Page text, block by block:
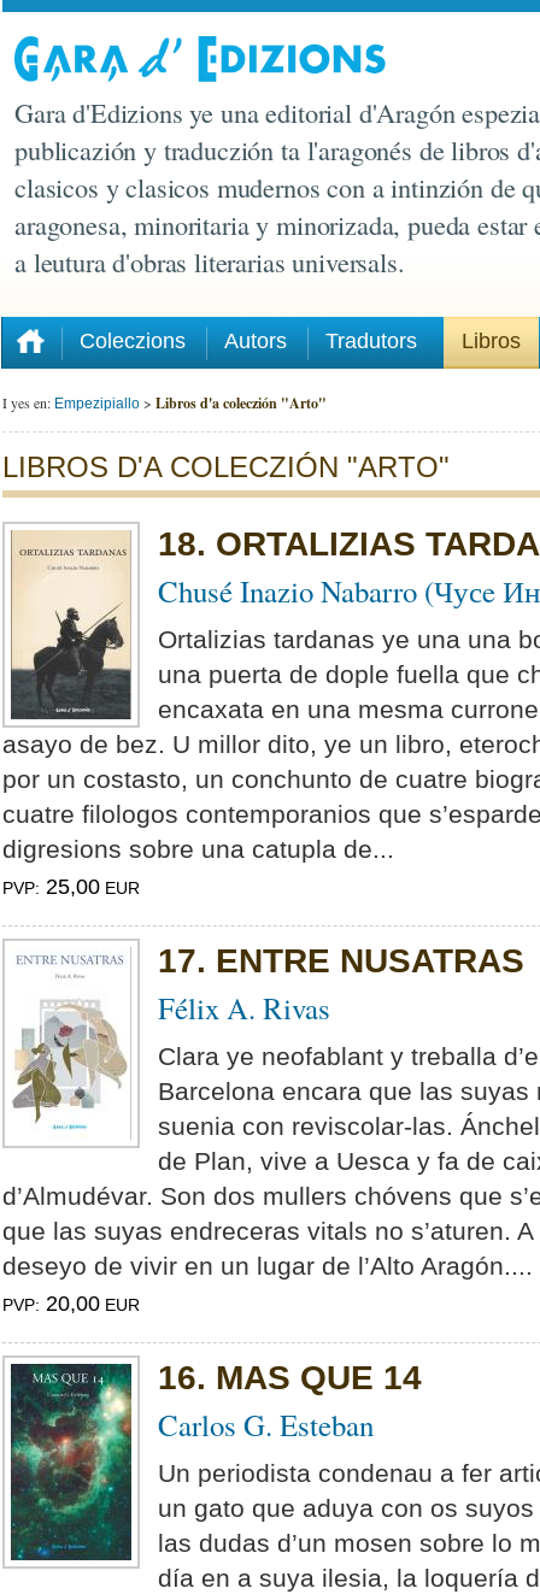
Gara d'Edizions ye una editorial d'Aragón
publicazión y traduczión ta l'aragonés de libros
clasicos y clasicos mudernos con a intinzión de
aragonesa, minoritaria y minorizada, pueda estar
a leutura d'obras literarias universals.
Coleczions Autors Tradutors Libros
I yes en: Empezipiallo > Libros d'a coleczión "Arto"
LIBROS D'A COLECZIÓN "ARTO"
18. ORTALIZIAS
Chusé Inazio Nabarro (Чусe
Ortalizias tardanas ye una una
una puerta de dople fuella que
encaxata en una mesma
asayo de bez. U millor dito, ye un libro,
por un costasto, un conchunto de cuatre
cuatre filologos contemporanios que
digresions sobre una catupla de...
PVP: 25,00 EUR
17. ENTRE NUSATRAS
Félix A. Rivas
Clara ye neofablant y treballa
Barcelona encara que las
suenia con reviscolar-las.
de Plan, vive a Uesca y fa de
d’Almudévar. Son dos mullers chóvens que
que las suyas endreceras vitals no s’aturen.
deseyo de vivir en un lugar de l’Alto Aragón....
PVP: 20,00 EUR
16. MAS QUE 14
Carlos G. Esteban
Un periodista condenau a fer
un gato que aduya con os
las dudas d’un mosen sobre lo
día en a suya ilesia, la loquería